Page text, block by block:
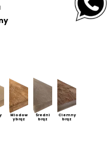
Miodow
y brąz
Średni
brąz
Ciemny
brąz